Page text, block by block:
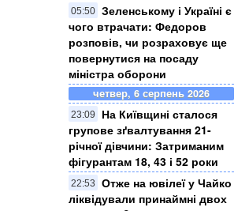
05:50 Зеленському і Україні є
чого втрачати: Федоров
розповів, чи розраховує ще
повернутися на посаду
міністра оборони
четвер, 6 серпень 2026
23:09
На Київщині сталося
групове зґвалтування 21-
річної дівчини: Затриманим
фігурантам 18, 43 і 52 роки
22:53
Отже на ювілеї у Чайко
ліквідували принаймні двох